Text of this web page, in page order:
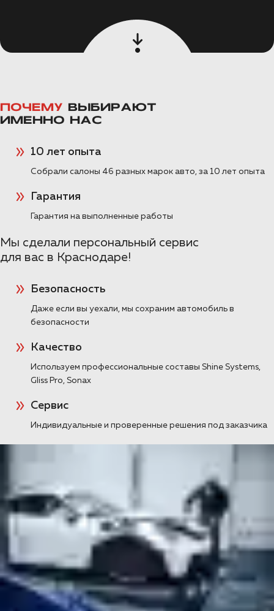
ПОЧЕМУ
ВЫБИРАЮТ
ИМЕННО НАС
10 лет опыта
Собрали салоны 46 разных марок авто, за 10 лет опыта
Гарантия
Гарантия на выполненные работы
Мы сделали персональный сервис
для вас в Краснодаре!
Безопасность
Даже если вы уехали, мы сохраним автомобиль в
безопасности
Качество
Используем профессиональные составы Shine Systems,
Gliss Pro, Sonax
Сервис
Индивидуальные и проверенные решения под заказчика